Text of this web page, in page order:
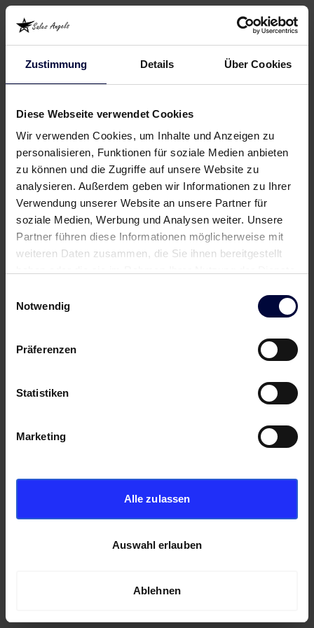
Zustimmung Details Über Cookies
Diese Webseite verwendet Cookies
Wir verwenden Cookies, um Inhalte und Anzeigen zu
personalisieren, Funktionen für soziale Medien anbieten
zu können und die Zugriffe auf unsere Website zu
analysieren. Außerdem geben wir Informationen zu Ihrer
Verwendung unserer Website an unsere Partner für
soziale Medien, Werbung und Analysen weiter. Unsere
Partner führen diese Informationen möglicherweise mit
weiteren Daten zusammen, die Sie ihnen bereitgestellt
Notwendig
Präferenzen
Statistiken
Marketing
Alle zulassen
Auswahl erlauben
Ablehnen